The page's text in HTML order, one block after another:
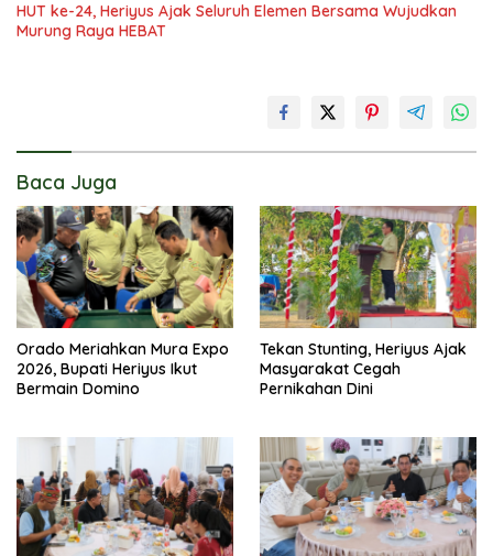
HUT ke-24, Heriyus Ajak Seluruh Elemen Bersama Wujudkan
Murung Raya HEBAT
Baca Juga
Orado Meriahkan Mura Expo
2026, Bupati Heriyus Ikut
Bermain Domino
Tekan Stunting, Heriyus Ajak
Masyarakat Cegah
Pernikahan Dini